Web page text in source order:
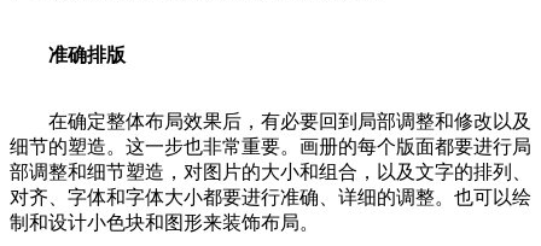
准确排版
在确定整体布局效果后，有必要回到局部调整和修改以及
细节的塑造。这一步也非常重要。画册的每个版面都要进行局
部调整和细节塑造，对图片的大小和组合，以及文字的排列、
对齐、字体和字体大小都要进行准确、详细的调整。也可以绘
制和设计小色块和图形来装饰布局。